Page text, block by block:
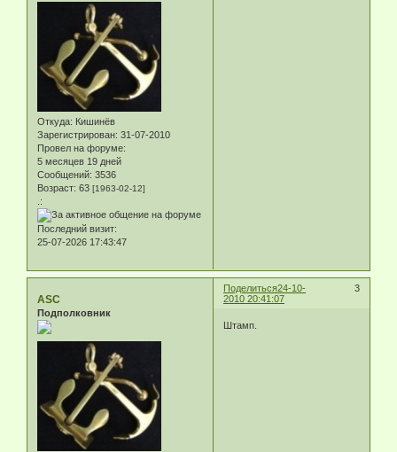
Откуда: Кишинёв
Зарегистрирован: 31-07-2010
Провел на форуме:
5 месяцев 19 дней
Сообщений: 3536
Возраст: 63 [1963-02-12]
.:
Последний визит:
25-07-2026 17:43:47
Поделиться 3
24-10-
2010 20:41:07
ASC
Подполковник
Штамп.